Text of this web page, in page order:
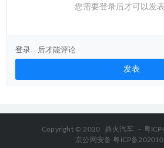
您需要登录后才可以发表
登录... 后才能评论
Copyright © 2020 鼎火汽车 - 粤
京公网安备 粤ICP备